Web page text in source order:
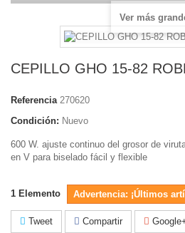
Ver más
CEPILLO GHO 15-82
Referencia 270620
Condición: Nuevo
600 W. ajuste continuo del grosor de
en V para biselado fácil y flexible
1 Elemento Advertencia: ¡Últimos
Tweet Compartir